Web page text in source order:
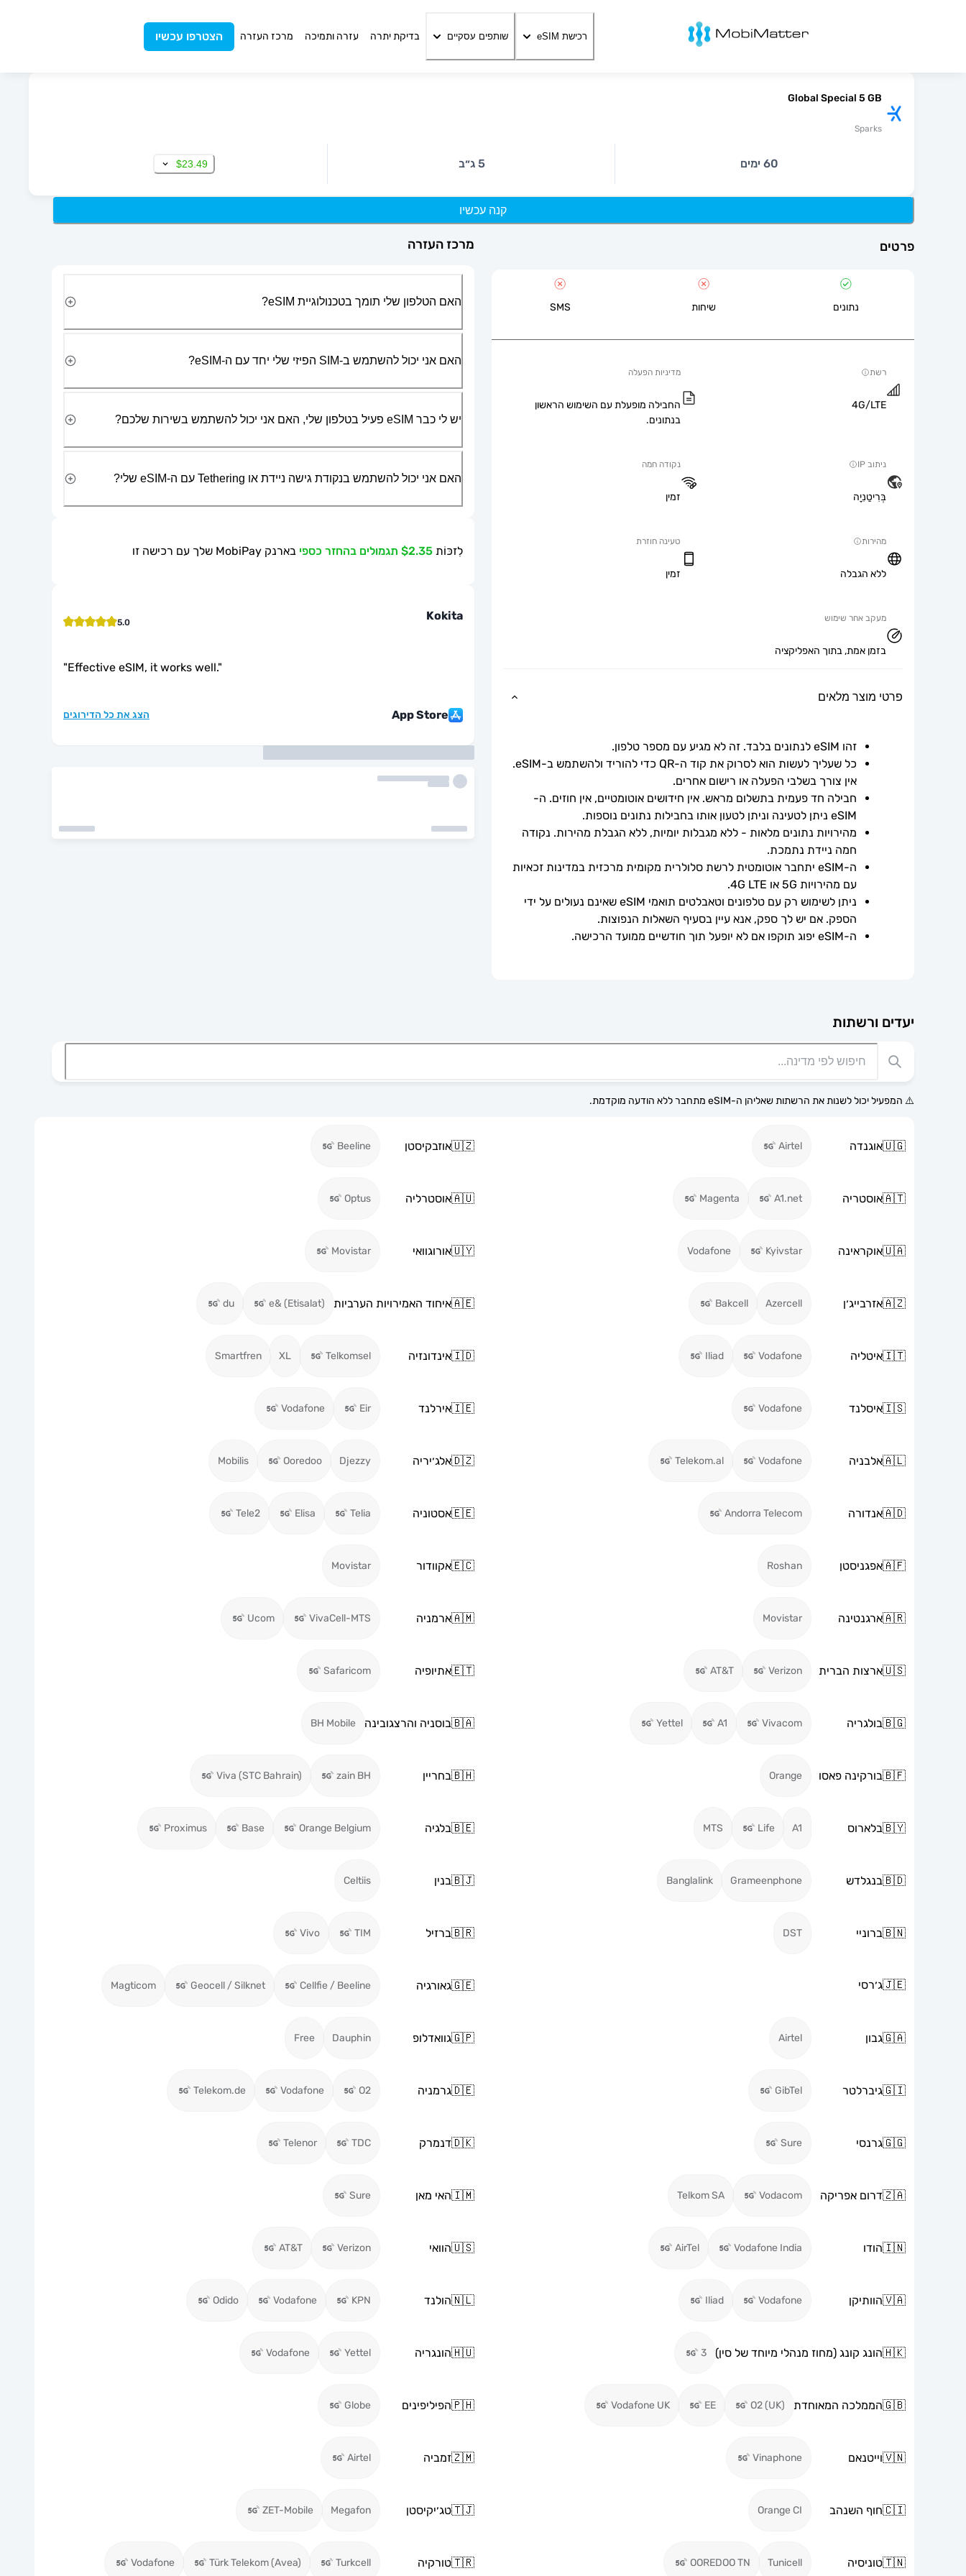
רכישת eSIM שותפים עסקיים בדיקת יתרה עזרה ותמיכה מרכז העזרה הצטרפו עכשיו
Global Special 5 GB
Sparks
60 ימים 5 ג״ב $23.49
קנה עכשיו
פרטים
נתונים שיחות SMS
רשת
4G/LTE
מדיניות הפעלה
החבילה מופעלת עם השימוש הראשון
בנתונים.
ניתוב IP
בְּרִיטַנִיָה
נקודה חמה
זמין
מהירות
ללא הגבלה
טעינה חוזרת
זמין
מעקב אחר שימוש
בזמן אמת, בתוך האפליקציה
פרטי מוצר מלאים
זהו eSIM לנתונים בלבד. זה לא מגיע עם מספר טלפון.
אין צורך בשלבי הפעלה או רישום אחרים.
חבילה חד פעמית בתשלום מראש. אין חידושים אוטומטיים, אין חוזים. ה-
eSIM ניתן לטעינה וניתן לטעון אותו בחבילות נתונים נוספות.
חמה ניידת נתמכת.
עם מהירויות 5G או 4G LTE.
הספק. אם יש לך ספק, אנא עיין בסעיף השאלות הנפוצות.
ה-eSIM יפוג תוקפו אם לא יופעל תוך חודשיים ממועד הרכישה.
יעדים ורשתות
⚠️ המפעיל יכול לשנות את הרשתות שאליהן ה-eSIM מתחבר ללא הודעה מוקדמת.
🇺🇬אוגנדה Airtel
🇺🇿אוזבקיסטן Beeline
🇦🇹אוסטריה A1.net
Magenta
🇦🇺אוסטרליה Optus
🇺🇦אוקראינה Kyivstar
Vodafone
🇺🇾אורוגוואי Movistar
🇦🇿אזרבייג׳ן Azercell
Bakcell
🇦🇪איחוד האמירויות הערביות e& (Etisalat)
du
🇮🇹איטליה Vodafone
Iliad
🇮🇩אינדונזיה Telkomsel
XL
Smartfren
🇮🇸איסלנד Vodafone
🇮🇪אירלנד Eir
Vodafone
🇦🇱אלבניה Vodafone
Telekom.al
🇩🇿אלג׳יריה Djezzy
Ooredoo
Mobilis
🇦🇩אנדורה Andorra Telecom
🇪🇪אסטוניה Telia
Elisa
Tele2
🇦🇫אפגניסטן Roshan
🇪🇨אקוודור Movistar
🇦🇷ארגנטינה Movistar
🇦🇲ארמניה VivaCell-MTS
Ucom
🇺🇸ארצות הברית Verizon
AT&T
🇪🇹אתיופיה Safaricom
🇧🇬בולגריה Vivacom
A1
Yettel
🇧🇦בוסניה והרצגובינה BH Mobile
🇧🇫בורקינה פאסו Orange
🇧🇭בחריין zain BH
Viva (STC Bahrain)
🇧🇾בלארוס A1
Life
MTS
🇧🇪בלגיה Orange Belgium
Base
Proximus
🇧🇩בנגלדש Grameenphone
Banglalink
🇧🇯בנין Celtiis
🇧🇳ברוניי DST
🇧🇷ברזיל TIM
Vivo
🇯🇪ג׳רסי 🇬🇪גאורגיה Cellfie / Beeline
Geocell / Silknet
Magticom
🇬🇦גבון Airtel
🇬🇵גוואדלופ Dauphin
Free
🇬🇮גיברלטר GibTel
🇩🇪גרמניה O2
Vodafone
Telekom.de
🇬🇬גרנסי Sure
🇩🇰דנמרק TDC
Telenor
🇿🇦דרום אפריקה Vodacom
Telkom SA
🇮🇲האי מאן Sure
🇮🇳הודו Vodafone India
AirTel
🇺🇸הוואי Verizon
AT&T
🇻🇦הוותיקן Vodafone
Iliad
🇳🇱הולנד KPN
Vodafone
Odido
🇭🇰הונג קונג (מחוז מנהלי מיוחד של סין) 3
🇭🇺הונגריה Yettel
Vodafone
🇬🇧הממלכה המאוחדת O2 (UK)
EE
Vodafone UK
🇵🇭הפיליפינים Globe
🇻🇳וייטנאם Vinaphone
🇿🇲זמביה Airtel
🇨🇮חוף השנהב Orange CI
🇹🇯טג׳יקיסטן Megafon
ZET-Mobile
🇹🇳טוניסיה Tunicell
OOREDOO TN
🇹🇷טורקיה Turkcell
Türk Telekom (Avea)
Vodafone
מרכז העזרה
האם הטלפון שלי תומך בטכנולוגיית eSIM?
האם אני יכול להשתמש ב-SIM הפיזי שלי יחד עם ה-eSIM?
יש לי כבר eSIM פעיל בטלפון שלי, האם אני יכול להשתמש בשירות שלכם?
האם אני יכול להשתמש בנקודת גישה ניידת או Tethering עם ה-eSIM שלי?
לִזכּוֹת $2.35 תגמולים בהחזר כספי בארנק MobiPay שלך עם רכישה זו
Kokita
5.0
"Effective eSIM, it works well."
App Store הצג את כל הדירוגים